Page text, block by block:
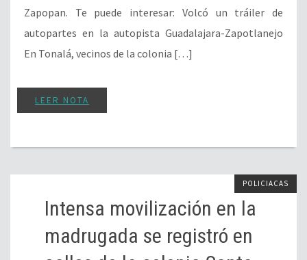
Zapopan. Te puede interesar: Volcó un tráiler de
autopartes en la autopista Guadalajara-Zapotlanejo
En Tonalá, vecinos de la colonia […]
LEER NOTA
POLICIACAS
Intensa movilización en la
madrugada se registró en